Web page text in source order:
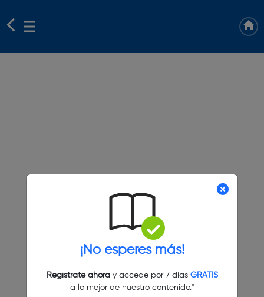
¡No esperes más!
Regístrate ahoray accede por 7 días GRATIS
a lo mejor de nuestro contenido."